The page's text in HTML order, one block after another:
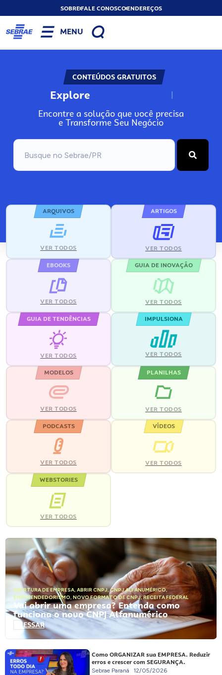
SOBREFALE CONOSCOENDEREÇOS
MENU
CONTEÚDOS GRATUITOS
Explore N
Encontre a solução que você precisa
e Transforme Seu Negócio
ARQUIVOS
VER TODOS
ARTIGOS
VER TODOS
EBOOKS
VER TODOS
GUIA DE INOVAÇÃO
VER TODOS
GUIA DE TENDÊNCIAS
VER TODOS
IMPULSIONA
VER TODOS
MODELOS
VER TODOS
PLANILHAS
VER TODOS
PODCASTS
VER TODOS
VÍDEOS
VER TODOS
WEBSTORIES
VER TODOS
ABERTURA DE EMPRESA, ABRIR CNPJ,CNPJ ALFANUMÉRICO,
EMPREENDEDORISMO, NOVO FORMATO DE CNPJ,RECEITA FEDERAL
Vai abrir uma empresa? Entenda como
funciona o novo CNPJ Alfanumérico
ACESSAR
Como ORGANIZAR sua EMPRESA. Reduzir
erros e crescer com SEGURANÇA.
Sebrae Paraná 12/05/2026